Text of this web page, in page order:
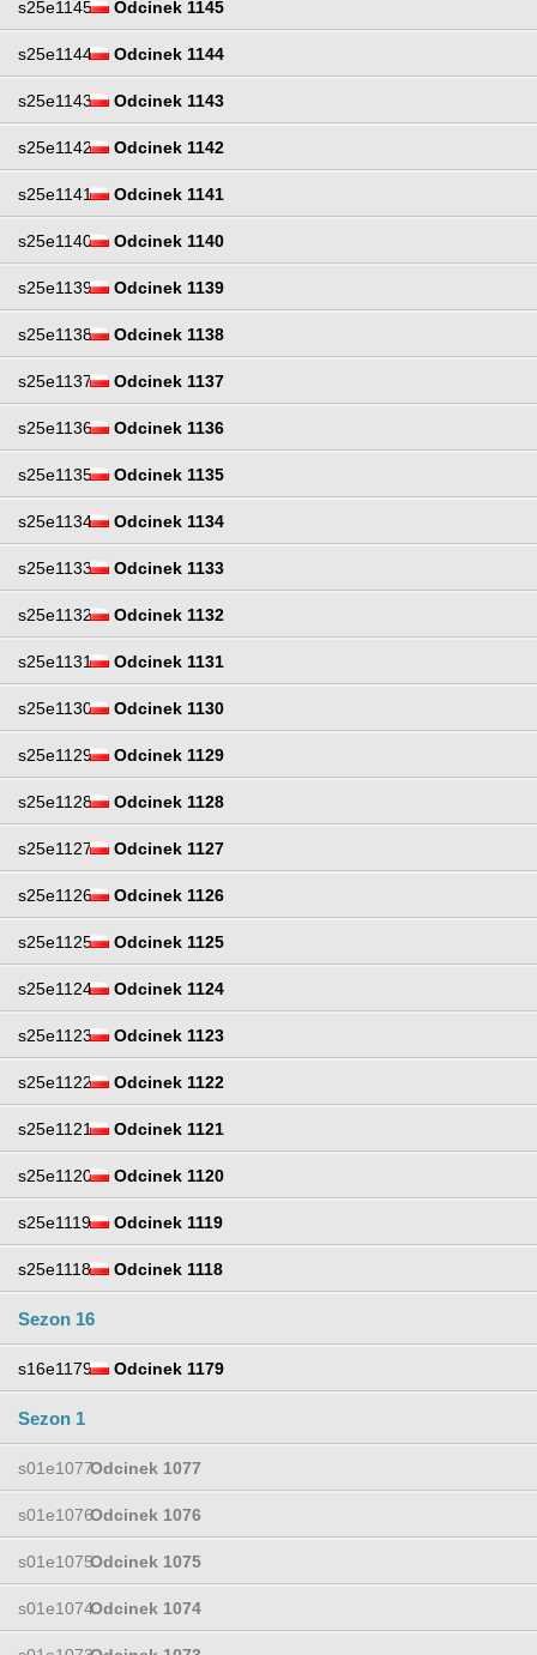
s25e1145 Odcinek 1145
s25e1144 Odcinek 1144
s25e1143 Odcinek 1143
s25e1142 Odcinek 1142
s25e1141 Odcinek 1141
s25e1140 Odcinek 1140
s25e1139 Odcinek 1139
s25e1138 Odcinek 1138
s25e1137 Odcinek 1137
s25e1136 Odcinek 1136
s25e1135 Odcinek 1135
s25e1134 Odcinek 1134
s25e1133 Odcinek 1133
s25e1132 Odcinek 1132
s25e1131 Odcinek 1131
s25e1130 Odcinek 1130
s25e1129 Odcinek 1129
s25e1128 Odcinek 1128
s25e1127 Odcinek 1127
s25e1126 Odcinek 1126
s25e1125 Odcinek 1125
s25e1124 Odcinek 1124
s25e1123 Odcinek 1123
s25e1122 Odcinek 1122
s25e1121 Odcinek 1121
s25e1120 Odcinek 1120
s25e1119 Odcinek 1119
s25e1118 Odcinek 1118
Sezon 16
s16e1179 Odcinek 1179
Sezon 1
s01e1077Odcinek 1077
s01e1076Odcinek 1076
s01e1075Odcinek 1075
s01e1074Odcinek 1074